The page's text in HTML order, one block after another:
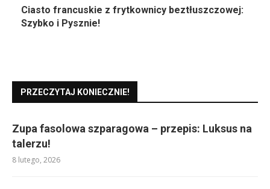
Ciasto francuskie z frytkownicy beztłuszczowej:
Szybko i Pysznie!
PRZECZYTAJ KONIECZNIE!
Zupa fasolowa szparagowa – przepis: Luksus na
talerzu!
8 lutego, 2026